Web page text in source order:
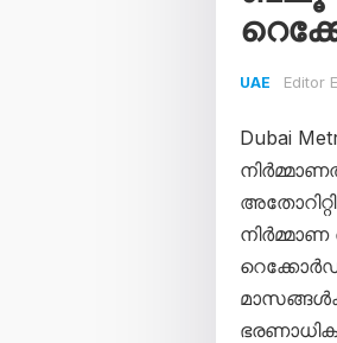
UAE Editor
Dubai